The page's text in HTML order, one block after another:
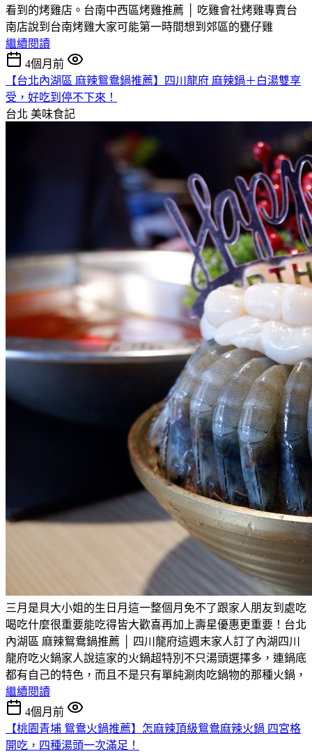
看到的烤雞店。台南中西區烤雞推薦 │ 吃雞會社烤雞專賣台
南店說到台南烤雞大家可能第一時間想到郊區的甕仔雞
繼續閱讀
4個月前
【台北內湖區 麻辣鴛鴦鍋推薦】四川龍府 麻辣鍋＋白湯雙享
受，好吃到停不下來！
台北 美味食記
三月是貝大小姐的生日月這一整個月免不了跟家人朋友到處吃
喝吃什麼很重要能吃得皆大歡喜再加上壽星優惠更重要！台北
內湖區 麻辣鴛鴦鍋推薦 │ 四川龍府這週末家人訂了內湖四川
龍府吃火鍋家人說這家的火鍋超特別不只湯頭選擇多，連鍋底
都有自己的特色，而且不是只有單純涮肉吃鍋物的那種火鍋，
繼續閱讀
4個月前
【桃園青埔 鴛鴦火鍋推薦】怎麻辣頂級鴛鴦麻辣火鍋 四宮格
開吃，四種湯頭一次滿足！